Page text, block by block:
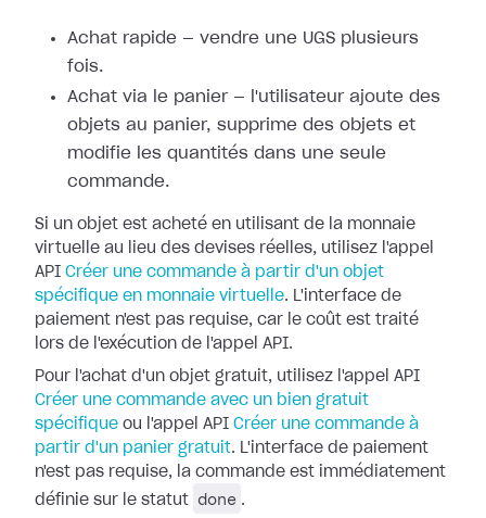
Achat rapide — vendre une UGS plusieurs
fois.
Achat via le panier — l'utilisateur ajoute des
objets au panier, supprime des objets et
modifie les quantités dans une seule
commande.
Si un objet est acheté en utilisant de la monnaie
virtuelle au lieu des devises réelles, utilisez l'appel
API Créer une commande à partir d'un objet
spécifique en monnaie virtuelle. L'interface de
paiement n'est pas requise, car le coût est traité
lors de l'exécution de l'appel API.
Pour l'achat d'un objet gratuit, utilisez l'appel API
Créer une commande avec un bien gratuit
spécifique ou l'appel API Créer une commande à
partir d'un panier gratuit. L'interface de paiement
n'est pas requise, la commande est immédiatement
définie sur le statut
done .